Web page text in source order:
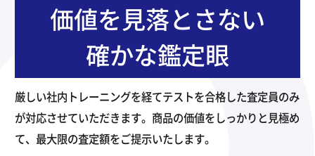
価値を見落とさない
確かな鑑定眼
厳しい社内トレーニングを経てテストを合格した査定員のみ
が対応させていただきます。商品の価値をしっかりと見極め
て、最大限の査定額をご提示いたします。